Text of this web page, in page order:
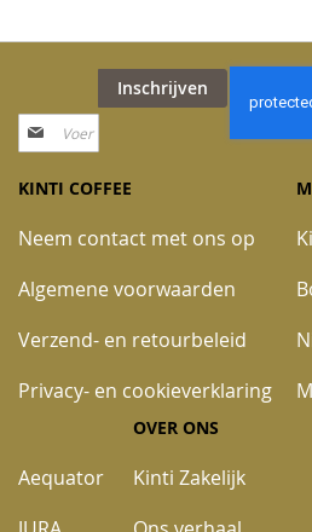
Abonneer
u
onze
Inschrijven
KINTI COFFEE
Neem contact met ons op
Algemene voorwaarden
Verzend- en retourbeleid
Privacy- en cookieverklaring
Aequator
OVER ONS
Kinti Zakelijk